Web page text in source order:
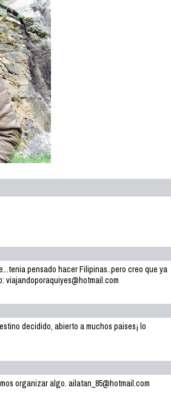
pensado hacer Filipinas..pero creo que ya
viajandoporaquiyes@hotmail.com
decidido, abierto a muchos paises¡ lo
organizar algo. ailatan_85@hotmail.com